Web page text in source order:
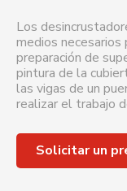
Los
medios necesarios
preparación de
pintura de la
las vigas de un
realizar el trabajo
Solicitar un